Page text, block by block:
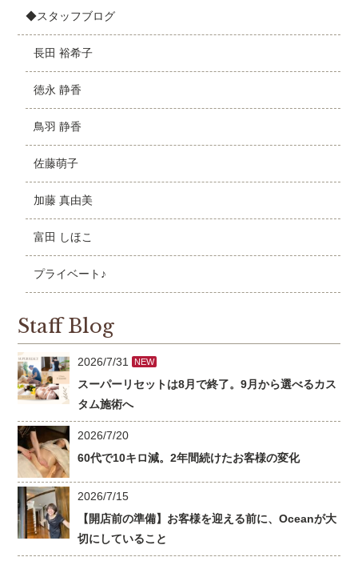
◆スタッフブログ
長田 裕希子
徳永 静香
鳥羽 静香
佐藤萌子
加藤 真由美
富田 しほこ
プライベート♪
Staff Blog
2026/7/31 NEW
スーパーリセットは8月で終了。9月から選べるカス
タム施術へ
2026/7/20
60代で10キロ減。2年間続けたお客様の変化
2026/7/15
【開店前の準備】お客様を迎える前に、Oceanが大
切にしていること